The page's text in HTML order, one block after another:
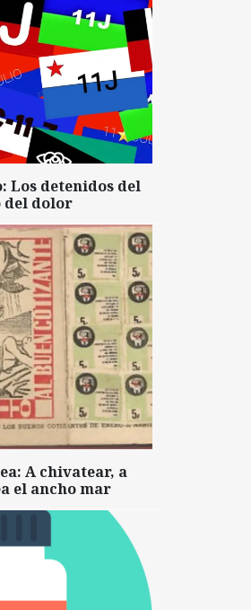
Los detenidos del
del dolor
A chivatear, a
el ancho mar